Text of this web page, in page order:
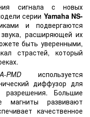
сигнала с новых
серии Yamaha NS-
и подвергаются
расширяющей их
быть уверенными,
страстей, который
используется
диффузор для
разрешения. Большие
магниты развивают
качественное